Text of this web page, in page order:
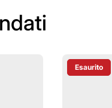
Etichetta
Esaurito